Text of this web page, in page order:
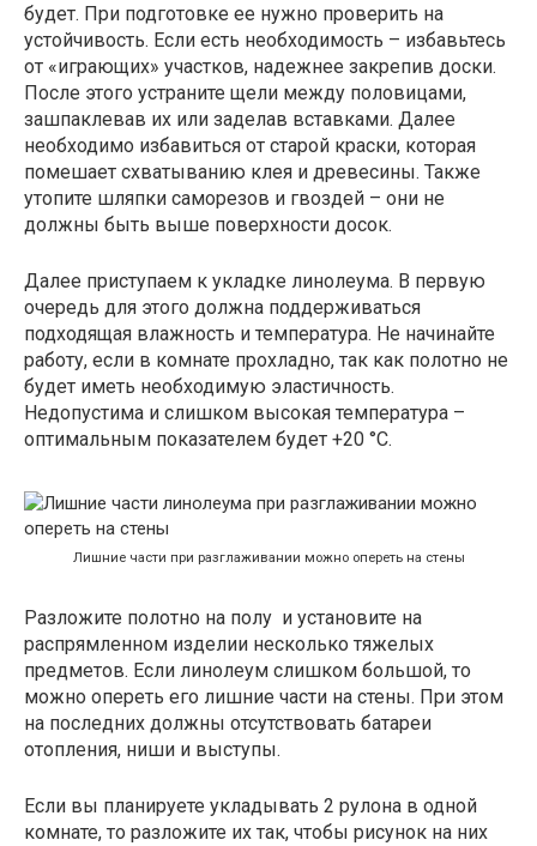
будет. При подготовке ее нужно проверить на
устойчивость. Если есть необходимость – избавьтесь
от «играющих» участков, надежнее закрепив доски.
После этого устраните щели между половицами,
зашпаклевав их или заделав вставками. Далее
необходимо избавиться от старой краски, которая
помешает схватыванию клея и древесины. Также
утопите шляпки саморезов и гвоздей – они не
должны быть выше поверхности досок.
Далее приступаем к укладке линолеума. В первую
очередь для этого должна поддерживаться
подходящая влажность и температура. Не начинайте
работу, если в комнате прохладно, так как полотно не
будет иметь необходимую эластичность.
Недопустима и слишком высокая температура –
оптимальным показателем будет +20 °C.
Лишние части при разглаживании можно опереть на стены
Разложите полотно на полу и установите на
распрямленном изделии несколько тяжелых
предметов. Если линолеум слишком большой, то
можно опереть его лишние части на стены. При этом
на последних должны отсутствовать батареи
отопления, ниши и выступы.
Если вы планируете укладывать 2 рулона в одной
комнате, то разложите их так, чтобы рисунок на них